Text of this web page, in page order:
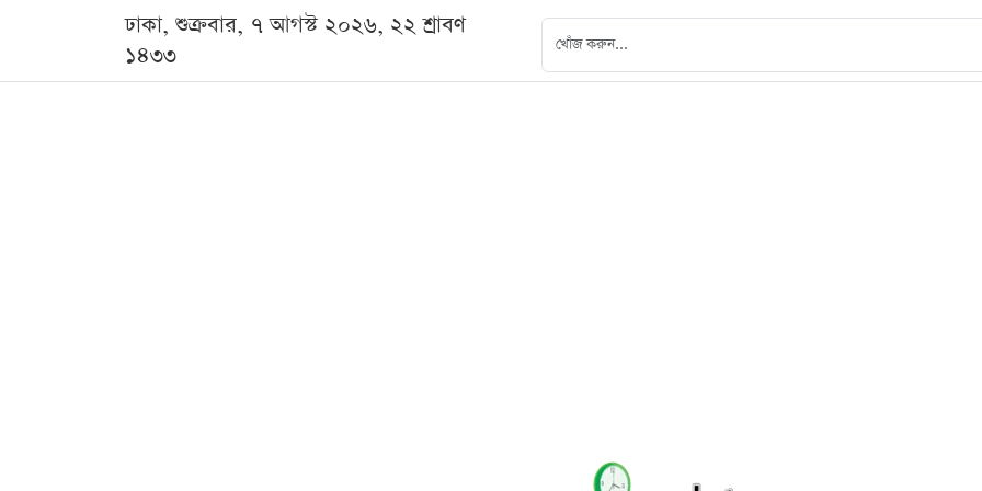
ঢাকা, শুক্রবার, ৭ আগস্ট ২০২৬, ২২ শ্রাবণ
১৪৩৩